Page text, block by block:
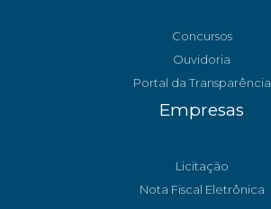
Concursos
Ouvidoria
Portal da Transparência
Empresas
Licitação
Nota Fiscal Eletrônica